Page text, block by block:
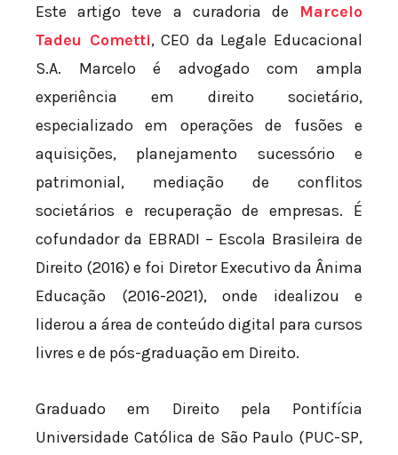
Este artigo teve a curadoria de Marcelo
Tadeu Cometti, CEO da Legale Educacional
S.A. Marcelo é advogado com ampla
experiência em direito societário,
especializado em operações de fusões e
aquisições, planejamento sucessório e
patrimonial, mediação de conflitos
societários e recuperação de empresas. É
cofundador da EBRADI – Escola Brasileira de
Direito (2016) e foi Diretor Executivo da Ânima
Educação (2016-2021), onde idealizou e
liderou a área de conteúdo digital para cursos
livres e de pós-graduação em Direito.
Graduado em Direito pela Pontifícia
Universidade Católica de São Paulo (PUC-SP,